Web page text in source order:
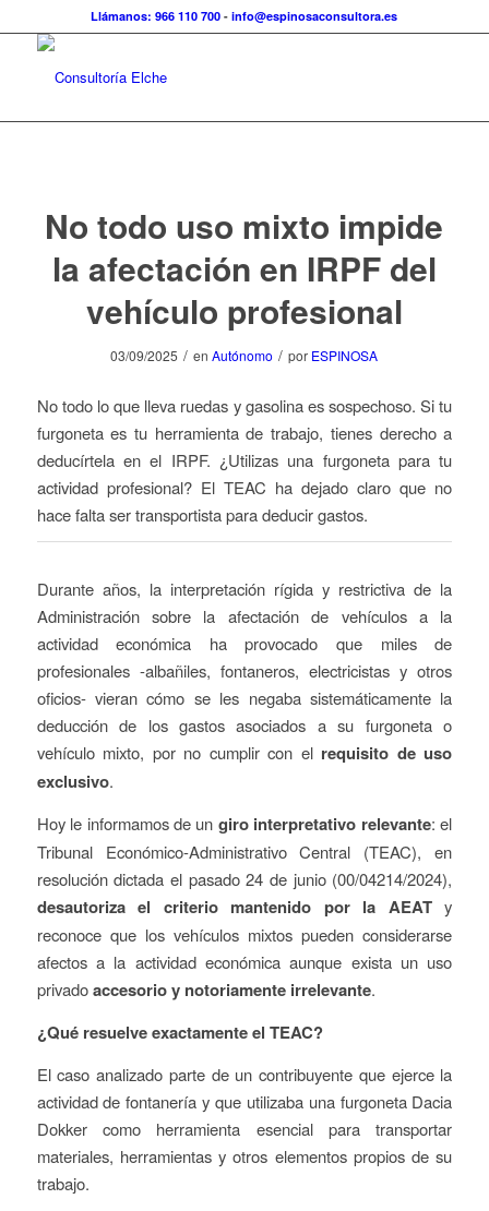
Llámanos: 966 110 700 -info@espinosaconsultora.es
No todo uso mixto impide
la afectación en IRPF del
vehículo profesional
03/09/2025 / enAutónomo / por ESPINOSA
No todo lo que lleva ruedas y gasolina es sospechoso. Si tu
furgoneta es tu herramienta de trabajo, tienes derecho a
deducírtela en el IRPF. ¿Utilizas una furgoneta para tu
actividad profesional? El TEAC ha dejado claro que no
hace falta ser transportista para deducir gastos.
Durante años, la interpretación rígida y restrictiva de la
Administración sobre la afectación de vehículos a la
actividad económica ha provocado que miles de
profesionales -albañiles, fontaneros, electricistas y otros
oficios- vieran cómo se les negaba sistemáticamente la
deducción de los gastos asociados a su furgoneta o
vehículo mixto, por no cumplir con el requisito de uso
exclusivo.
Hoy le informamos de un giro interpretativo relevante: el
Tribunal Económico-Administrativo Central (TEAC), en
resolución dictada el pasado 24 de junio (00/04214/2024),
desautoriza el criterio mantenido por la AEATy
reconoce que los vehículos mixtos pueden considerarse
afectos a la actividad económica aunque exista un uso
privadoaccesorio y notoriamente irrelevante.
¿Qué resuelve exactamente el TEAC?
El caso analizado parte de un contribuyente que ejerce la
actividad de fontanería y que utilizaba una furgoneta Dacia
Dokker como herramienta esencial para transportar
materiales, herramientas y otros elementos propios de su
trabajo.